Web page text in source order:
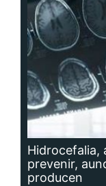
Hidrocefalia,
prevenir,
producen